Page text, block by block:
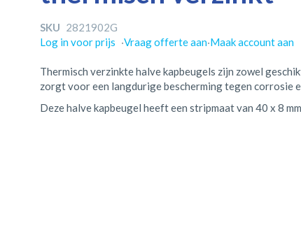
SKU 2821902G
Log in voor prijs ·Vraag offerte aan·Maak account aan
Thermisch verzinkte halve kapbeugels zijn zowel
zorgt voor een langdurige bescherming tegen corrosie
Deze halve kapbeugel heeft een stripmaat van 40 x 8